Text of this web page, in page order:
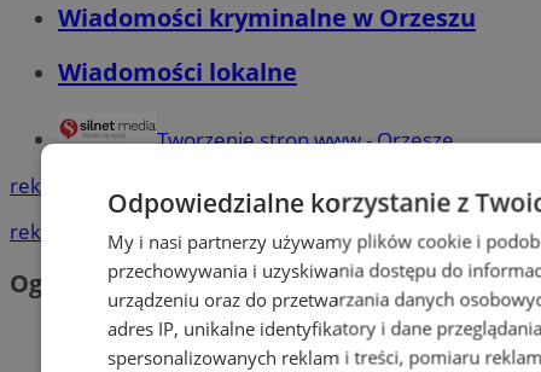
Wiadomości kryminalne w Orzeszu
Wiadomości lokalne
Tworzenie stron www - Orzesze
reklama
reklama
Ogłoszenia
Odpowiedzialne korzystanie z
My i nasi partnerzy używamy plików cookie i
przechowywania i uzyskiwania dostępu do
urządzeniu oraz do przetwarzania danych
adres IP, unikalne identyfikatory i dane
spersonalizowanych reklam i treści, pomiaru